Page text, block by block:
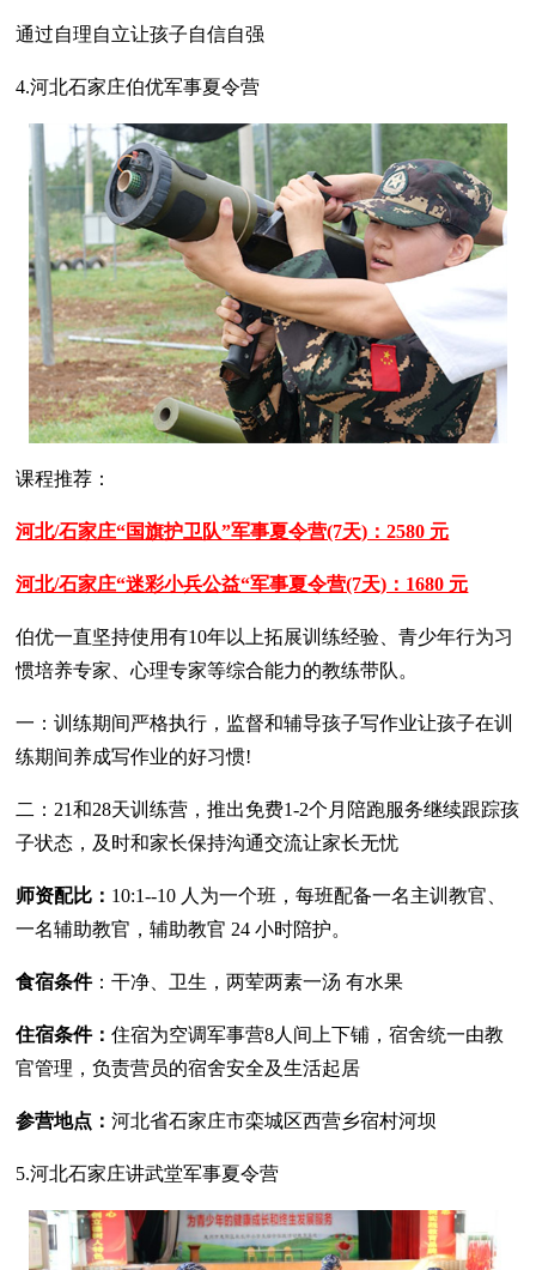
通过自理自立让孩子自信自强
4.河北石家庄伯优军事夏令营
课程推荐：
河北/石家庄“国旗护卫队”军事夏令营(7天)：2580 元
河北/石家庄“迷彩小兵公益“军事夏令营(7天)：1680 元
伯优一直坚持使用有10年以上拓展训练经验、青少年行为习
惯培养专家、心理专家等综合能力的教练带队。
一：训练期间严格执行，监督和辅导孩子写作业让孩子在训
练期间养成写作业的好习惯!
二：21和28天训练营，推出免费1-2个月陪跑服务继续跟踪孩
子状态，及时和家长保持沟通交流让家长无忧
师资配比： 10:1--10 人为一个班，每班配备一名主训教官、
一名辅助教官，辅助教官 24 小时陪护。
食宿条件：干净、卫生，两荤两素一汤 有水果
住宿条件：住宿为空调军事营8人间上下铺，宿舍统一由教
官管理，负责营员的宿舍安全及生活起居
参营地点：河北省石家庄市栾城区西营乡宿村河坝
5.河北石家庄讲武堂军事夏令营